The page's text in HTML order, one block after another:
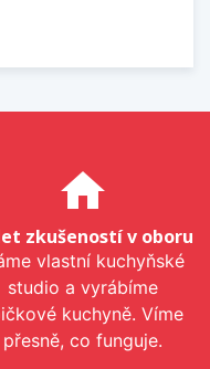
home
zkušeností v oboru
vlastní kuchyňské
studio a vyrábíme
kuchyně. Víme
přesně, co funguje.